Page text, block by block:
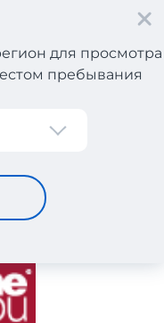
для просмотра
пребывания